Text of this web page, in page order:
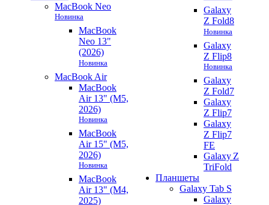
MacBook Neo
Новинка
MacBook
Neo 13"
(2026)
Новинка
MacBook Air
MacBook
Air 13" (M5,
2026)
Новинка
MacBook
Air 15" (M5,
2026)
Новинка
MacBook
Air 13" (M4,
2025)
Galaxy
Z Fold8
Новинка
Galaxy
Z Flip8
Новинка
Galaxy
Z Fold7
Galaxy
Z Flip7
Galaxy
Z Flip7
FE
Galaxy Z
TriFold
Планшеты
Galaxy Tab S
Galaxy